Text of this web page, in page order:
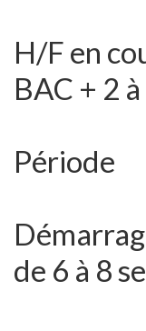
H/F en
BAC + 2
Période
de 6 à 8